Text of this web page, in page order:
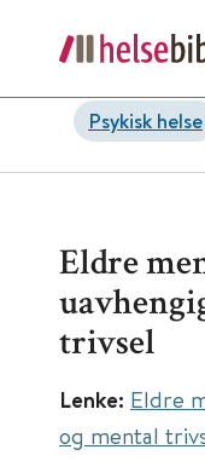
Psykisk helse
Eldre
trivsel
Lenke: Eldre
og mental